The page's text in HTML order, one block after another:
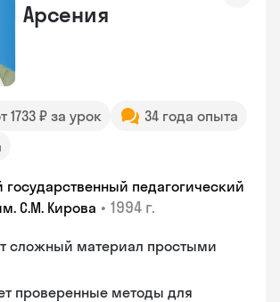
Арсения
1733 ₽ за урок
34 года опыта
государственный педагогический
С.М. Кирова • 1994 г.
сложный материал простыми
проверенные методы для